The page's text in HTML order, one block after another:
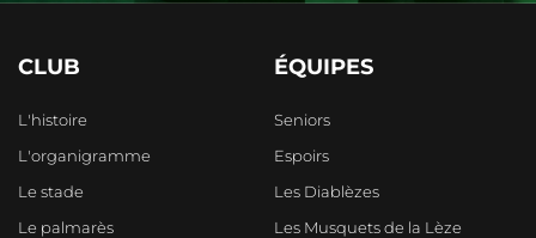
CLUB
L'histoire
L'organigramme
Le stade
Le palmarès
ÉQUIPES
Seniors
Espoirs
Les Diablèzes
Les Musquets de la Lèze